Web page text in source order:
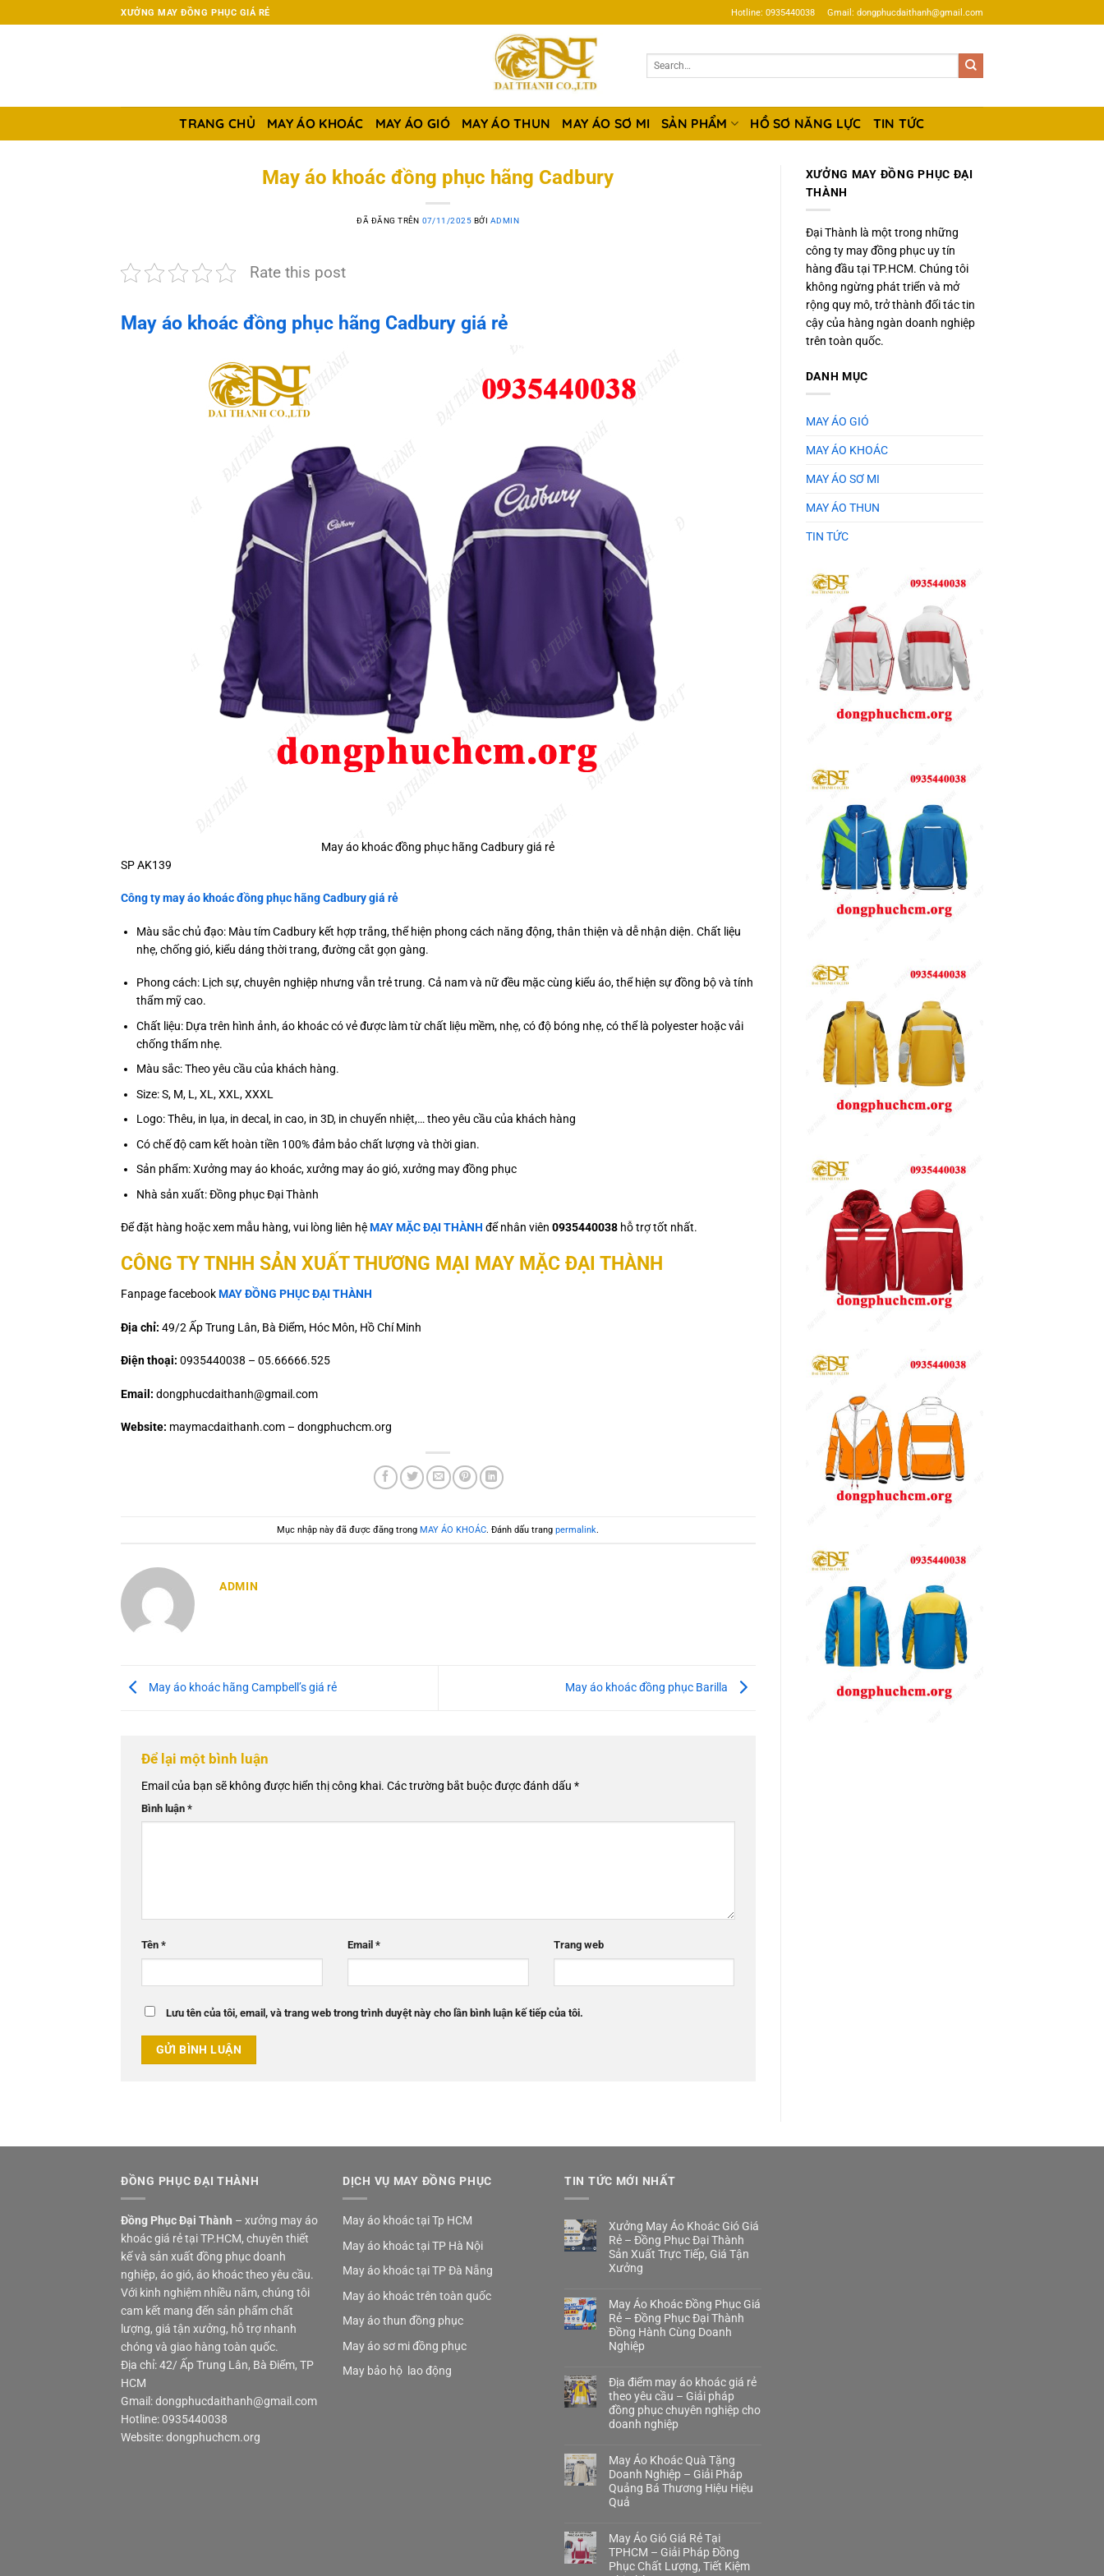
đến
XƯỞNG MAY ĐỒNG PHỤC GIÁ RẺ Hotline: 0935440038 Gmail: dongphucdaithanh@gmail.com
TRANG CHỦ MAY ÁO KHOÁC MAY ÁO GIÓ MAY ÁO THUN MAY ÁO SƠ MI SẢN PHẨM HỒ SƠ NĂNG LỰC TIN TỨC
May áo khoác đồng phục hãng Cadbury
ĐÃ ĐĂNG TRÊN 07/11/2025 BỞI ADMIN
Rate this post
May áo khoác đồng phục hãng Cadbury giá rẻ
May áo khoác đồng phục hãng Cadbury giá rẻ
SP AK139
Công ty may áo khoác đồng phục hãng Cadbury giá rẻ
Màu sắc chủ đạo: Màu tím Cadbury kết hợp trắng, thể hiện phong cách năng động, thân thiện và dễ nhận diện. Chất liệu
nhẹ, chống gió, kiểu dáng thời trang, đường cắt gọn gàng.
Phong cách: Lịch sự, chuyên nghiệp nhưng vẫn trẻ trung. Cả nam và nữ đều mặc cùng kiểu áo, thể hiện sự đồng bộ và tính
thẩm mỹ cao.
Chất liệu: Dựa trên hình ảnh, áo khoác có vẻ được làm từ chất liệu mềm, nhẹ, có độ bóng nhẹ, có thể là polyester hoặc vải
chống thấm nhẹ.
Màu sắc: Theo yêu cầu của khách hàng.
Size: S, M, L, XL, XXL, XXXL
Logo: Thêu, in lụa, in decal, in cao, in 3D, in chuyển nhiệt,… theo yêu cầu của khách hàng
Có chế độ cam kết hoàn tiền 100% đảm bảo chất lượng và thời gian.
Sản phẩm: Xưởng may áo khoác, xưởng may áo gió, xưởng may đồng phục
Nhà sản xuất: Đồng phục Đại Thành
Để đặt hàng hoặc xem mẫu hàng, vui lòng liên hệMAY MẶC ĐẠI THÀNH để nhân viên 0935440038 hỗ trợ tốt nhất.
CÔNG TY TNHH SẢN XUẤT THƯƠNG MẠI MAY MẶC ĐẠI THÀNH
Fanpage facebookMAY ĐỒNG PHỤC ĐẠI THÀNH
Địa chỉ: 49/2 Ấp Trung Lân, Bà Điểm, Hóc Môn, Hồ Chí Minh
Điện thoại: 0935440038 – 05.66666.525
Email: dongphucdaithanh@gmail.com
Website: maymacdaithanh.com – dongphuchcm.org
Mục nhập này đã được đăng trong MAY ÁO KHOÁC. Đánh dấu trangpermalink.
ADMIN
May áo khoác hãng Campbell’s giá rẻ May áo khoác đồng phục Barilla
Để lại một bình luận
Email của bạn sẽ không được hiển thị công khai. Các trường bắt buộc được đánh dấu *
Bình luận *
Tên * Email * Trang web
Lưu tên của tôi, email, và trang web trong trình duyệt này cho lần bình luận kế tiếp của tôi.
XƯỞNG MAY ĐỒNG PHỤC ĐẠI
THÀNH
Đại Thành là một trong những
công ty may đồng phục uy tín
hàng đầu tại TP.HCM. Chúng tôi
không ngừng phát triển và mở
rộng quy mô, trở thành đối tác tin
cậy của hàng ngàn doanh nghiệp
trên toàn quốc.
DANH MỤC
MAY ÁO GIÓ
MAY ÁO KHOÁC
MAY ÁO SƠ MI
MAY ÁO THUN
TIN TỨC
ĐỒNG PHỤC ĐẠI THÀNH
Đồng Phục Đại Thành – xưởng may áo
khoác giá rẻ tại TP.HCM, chuyên thiết
kế và sản xuất đồng phục doanh
nghiệp, áo gió, áo khoác theo yêu cầu.
Với kinh nghiệm nhiều năm, chúng tôi
cam kết mang đến sản phẩm chất
lượng, giá tận xưởng, hỗ trợ nhanh
chóng và giao hàng toàn quốc.
Địa chỉ: 42/ Ấp Trung Lân, Bà Điểm, TP
HCM
Gmail: dongphucdaithanh@gmail.com
Hotline: 0935440038
Website: dongphuchcm.org
DỊCH VỤ MAY ĐỒNG PHỤC
May áo khoác tại Tp HCM
May áo khoác tại TP Hà Nội
May áo khoác tại TP Đà Nẵng
May áo khoác trên toàn quốc
May áo thun đồng phục
May áo sơ mi đồng phục
May bảo hộ lao động
TIN TỨC MỚI NHẤT
Xưởng May Áo Khoác Gió Giá
Rẻ – Đồng Phục Đại Thành
Sản Xuất Trực Tiếp, Giá Tận
Xưởng
May Áo Khoác Đồng Phục Giá
Rẻ – Đồng Phục Đại Thành
Đồng Hành Cùng Doanh
Nghiệp
Địa điểm may áo khoác giá rẻ
theo yêu cầu – Giải pháp
đồng phục chuyên nghiệp cho
doanh nghiệp
May Áo Khoác Quà Tặng
Doanh Nghiệp – Giải Pháp
Quảng Bá Thương Hiệu Hiệu
Quả
May Áo Gió Giá Rẻ Tại
TPHCM – Giải Pháp Đồng
Phục Chất Lượng, Tiết Kiệm